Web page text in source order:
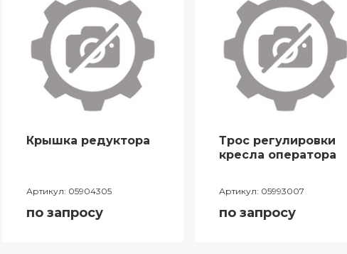
Крышка редуктора
Артикул: 05904305
по запросу
Трос регулировки
кресла оператора
Артикул: 05993007
по запросу